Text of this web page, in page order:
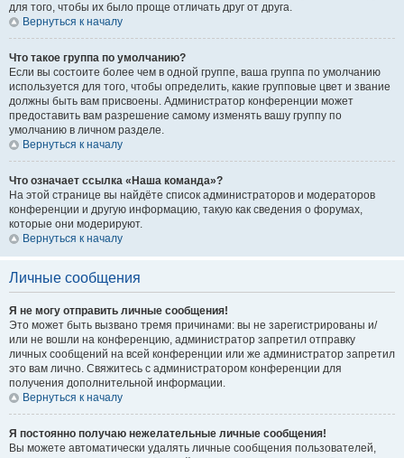
для того, чтобы их было проще отличать друг от друга.
Вернуться к началу
Что такое группа по умолчанию?
Если вы состоите более чем в одной группе, ваша группа по умолчанию
используется для того, чтобы определить, какие групповые цвет и звание
должны быть вам присвоены. Администратор конференции может
предоставить вам разрешение самому изменять вашу группу по
умолчанию в личном разделе.
Вернуться к началу
Что означает ссылка «Наша команда»?
На этой странице вы найдёте список администраторов и модераторов
конференции и другую информацию, такую как сведения о форумах,
которые они модерируют.
Вернуться к началу
Личные сообщения
Я не могу отправить личные сообщения!
Это может быть вызвано тремя причинами: вы не зарегистрированы и/
или не вошли на конференцию, администратор запретил отправку
личных сообщений на всей конференции или же администратор запретил
это вам лично. Свяжитесь с администратором конференции для
получения дополнительной информации.
Вернуться к началу
Я постоянно получаю нежелательные личные сообщения!
Вы можете автоматически удалять личные сообщения пользователей,